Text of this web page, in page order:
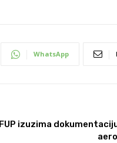
WhatsApp
FUP izuzima